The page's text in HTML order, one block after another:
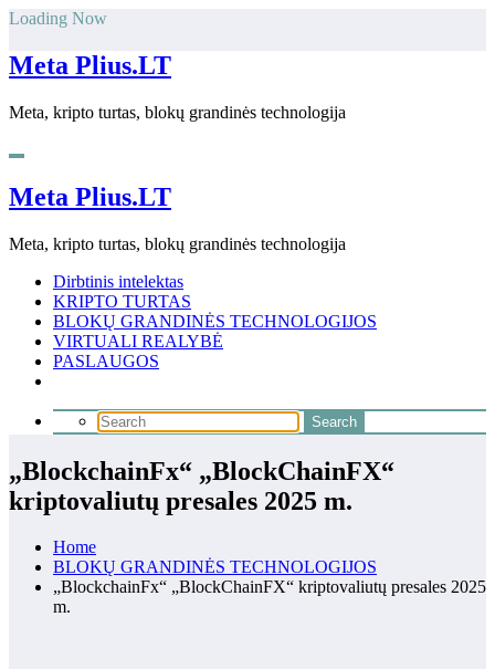
Skip
content
Loading Now
Meta Plius.LT
Meta, kripto turtas, blokų grandinės technologija
Meta Plius.LT
Meta, kripto turtas, blokų grandinės technologija
Dirbtinis intelektas
KRIPTO TURTAS
BLOKŲ GRANDINĖS TECHNOLOGIJOS
VIRTUALI REALYBĖ
PASLAUGOS
„BlockchainFx“ „BlockChainFX“
kriptovaliutų presales 2025 m.
Home
BLOKŲ GRANDINĖS TECHNOLOGIJOS
„BlockchainFx“ „BlockChainFX“ kriptovaliutų presales 2025
m.